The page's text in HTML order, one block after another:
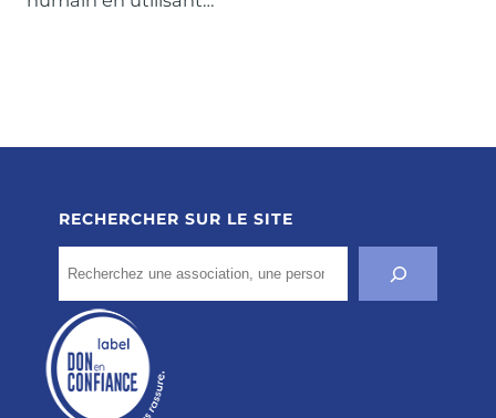
RECHERCHER SUR LE SITE